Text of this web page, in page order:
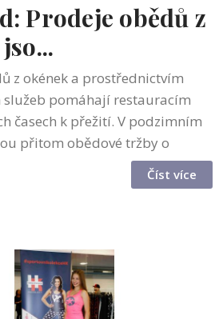
Prodeje obědů z
z okének a prostřednictvím
služeb pomáhají restauracím
časech k přežití. V podzimním
přitom obědové tržby o
než na jaře, vyplývá z aktuálních
Edenred, spočítaných...
Číst více